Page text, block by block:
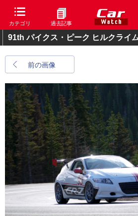
カテゴリ 過去記事
91th パイクス・ピーク ヒルクライ
前の画像